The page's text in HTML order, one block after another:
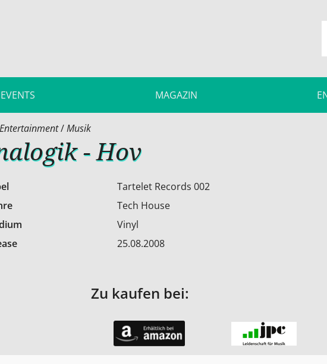
EVENTS MAGAZIN
Entertainment/Musik
- Hov
Tartelet Records 002
Tech House
Vinyl
25.08.2008
Zu kaufen bei: